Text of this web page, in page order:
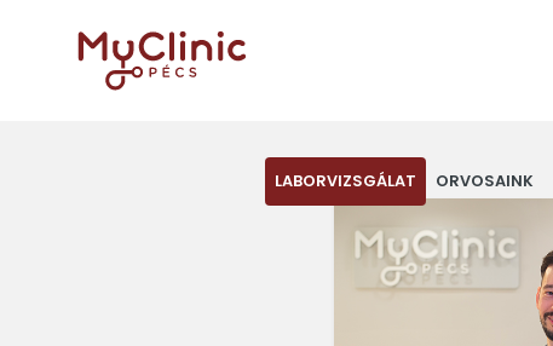
LABORVIZSGÁLAT ORVOSAINK